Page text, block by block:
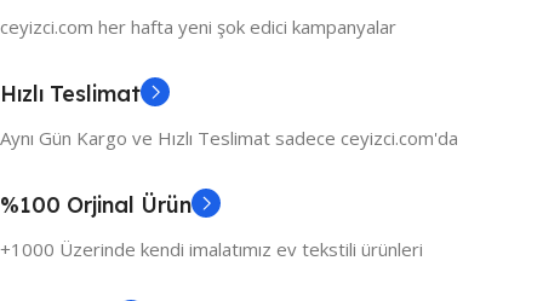
ceyizci.com her hafta yeni şok edici kampanyalar
Hızlı Teslimat
Aynı Gün Kargo ve Hızlı Teslimat sadece ceyizci.com'da
%100 Orjinal Ürün
+1000 Üzerinde kendi imalatımız ev tekstili ürünleri